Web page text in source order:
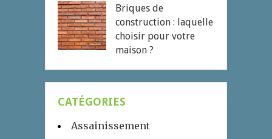
Briques de
construction : laquelle
choisir pour votre
maison ?
CATÉGORIES
Assainissement